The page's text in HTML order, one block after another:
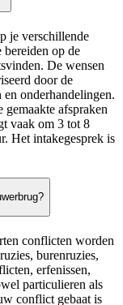
je verschillende
op de
De wensen
door de
onderhandelingen.
afspraken
vaak om 3 tot 8
Het intakegesprek is
conflicten worden
burenruzies,
erfenissen,
particulieren als
conflict gebaat is